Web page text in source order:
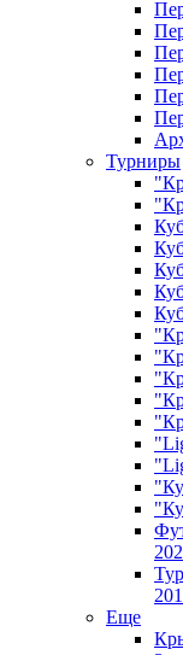
Турниры
Еще